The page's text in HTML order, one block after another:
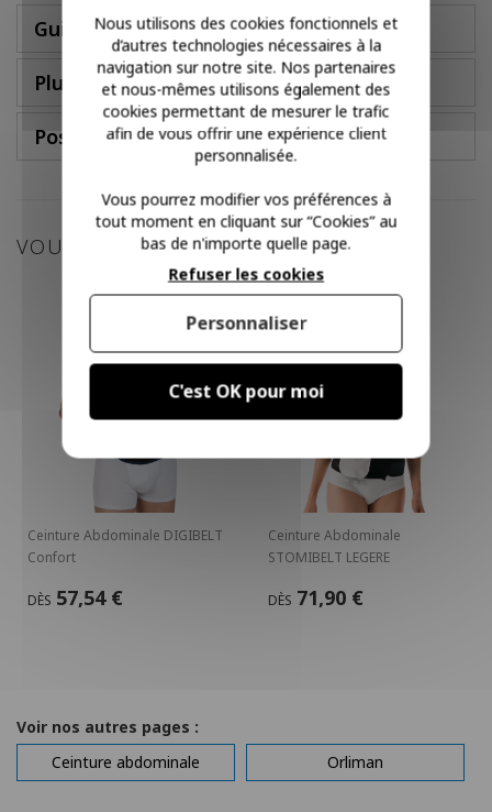
Guide des tailles
Plus d'infos
Poser une question
VOUS POURRIEZ AIMER
Ceinture Abdominale DIGIBELT
Confort
DÈS 57,54 €
Ceinture Abdominale
STOMIBELT LEGERE
DÈS 71,90 €
Voir nos autres pages :
Ceinture abdominale
Orliman
Nous utilisons des cookies fonctionnels et
d’autres technologies nécessaires à la
navigation sur notre site. Nos partenaires
et nous-mêmes utilisons également des
cookies permettant de mesurer le trafic
afin de vous offrir une expérience client
personnalisée.
Vous pourrez modifier vos préférences à
tout moment en cliquant sur “Cookies” au
bas de n'importe quelle page.
C'est OK pour moi
Refuser les cookies
Personnaliser